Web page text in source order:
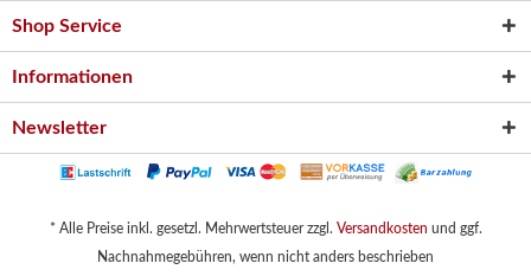
Shop Service
Informationen
Newsletter
* Alle Preise inkl. gesetzl. Mehrwertsteuer zzgl. Versandkosten und ggf.
Nachnahmegebühren, wenn nicht anders beschrieben